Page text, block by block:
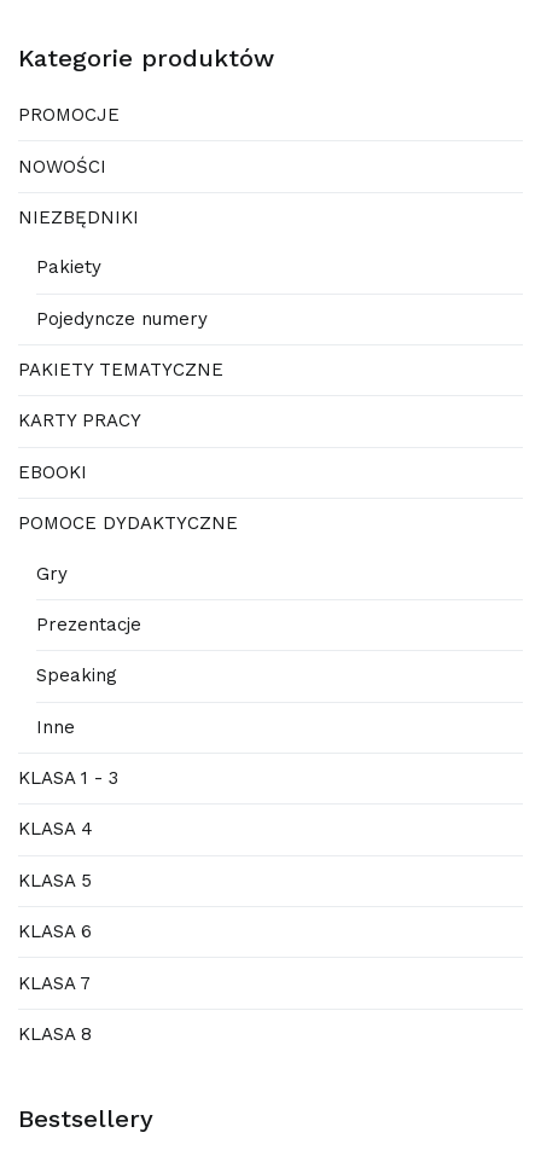
Kategorie produktów
PROMOCJE
NOWOŚCI
NIEZBĘDNIKI
Pakiety
Pojedyncze numery
PAKIETY TEMATYCZNE
KARTY PRACY
EBOOKI
POMOCE DYDAKTYCZNE
Gry
Prezentacje
Speaking
Inne
KLASA 1 - 3
KLASA 4
KLASA 5
KLASA 6
KLASA 7
KLASA 8
Bestsellery